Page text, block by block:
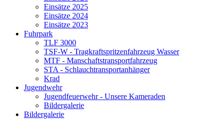
Einsätze 2025
Einsätze 2024
Einsätze 2023
Fuhrpark
TLF 3000
TSF-W - Tragkraftspritzenfahrzeug Wasser
MTF - Manschaftstransportfahrzeug
STA - Schlauchtransportanhänger
Krad
Jugendwehr
Jugendfeuerwehr - Unsere Kameraden
Bildergalerie
Bildergalerie